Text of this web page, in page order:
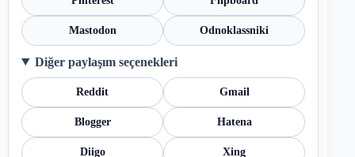
Mastodon Odnoklassniki
Diğer paylaşım seçenekleri
Reddit Gmail
Blogger Hatena
Diigo Xing